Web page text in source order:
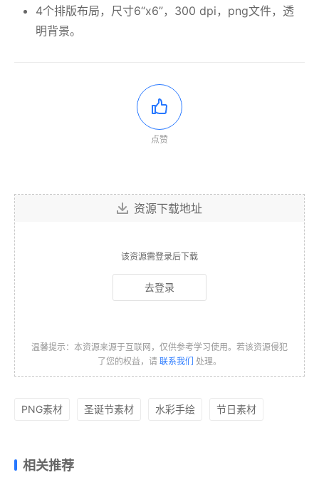
4个排版布局，尺寸6“x6”，300 dpi，png文件，透
明背景。
点赞
资源下载地址
该资源需登录后下载
去登录
温馨提示：本资源来源于互联网，仅供参考学习使用。若该资源侵犯
了您的权益，请 联系我们 处理。
PNG素材 圣诞节素材 水彩手绘 节日素材
相关推荐